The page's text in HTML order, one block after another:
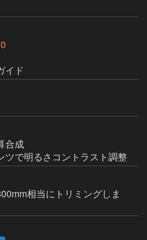
イド
合成
相当にトリミングしま